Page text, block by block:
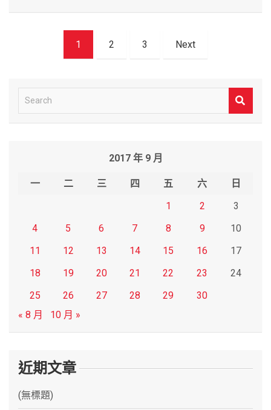
1 2 3 Next
e
2017 年 9 月
一 二 三 四 五 六
日
1
2
3
4
5 6 7 8 9
10
11
12 13 14 15 16
17
18
19 20 21 22 23
24
25
26 27 28 29
30
« 8 月
10 月 »
近期文章
(無標題)